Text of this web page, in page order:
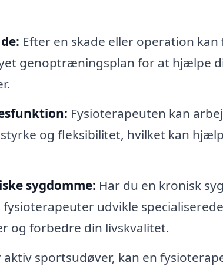
Efter en skade eller operation
genoptræningsplan for at hjælpe
Fysioterapeuten kan
og fleksibilitet, hvilket kan
sygdomme: Har du en kronisk
fysioterapeuter udvikle
og forbedre din livskvalitet.
aktiv sportsudøver, kan en